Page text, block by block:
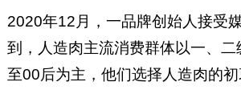
2020年12月，一品牌创始人接受
到，人造肉主流消费群体以一、
至00后为主，他们选择人造肉的